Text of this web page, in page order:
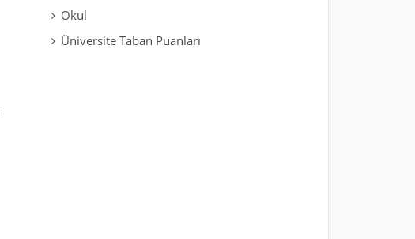
Okul
Üniversite Taban Puanları